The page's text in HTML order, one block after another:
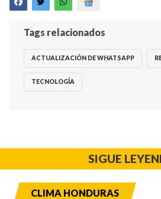
Tags relacionados
ACTUALIZACIÓN DE WHATSAPP
TECNOLOGÍA
SIGUE
CLIMA HONDURAS